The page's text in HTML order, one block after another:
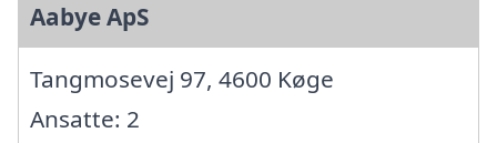
Aabye ApS
Tangmosevej 97, 4600 Køge
Ansatte: 2